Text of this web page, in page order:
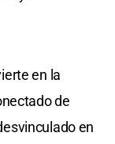
en la
de
en